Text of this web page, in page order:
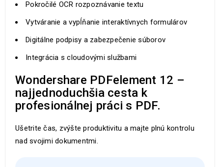
Pokročilé OCR rozpoznávanie textu
Vytváranie a vypĺňanie interaktívnych formulárov
Digitálne podpisy a zabezpečenie súborov
Integrácia s cloudovými službami
Wondershare PDFelement 12 –
najjednoduchšia cesta k
profesionálnej práci s PDF.
Ušetrite čas, zvýšte produktivitu a majte plnú kontrolu
nad svojimi dokumentmi.